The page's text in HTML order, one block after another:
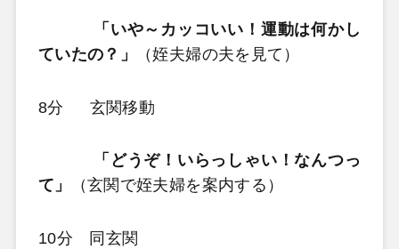
「いや～カッコいい！運動は何かし
ていたの？」
（姪夫婦の夫を見て）
8分 玄関移動
「どうぞ！いらっしゃい！なんつっ
て」
（玄関で姪夫婦を案内する）
10分 同玄関